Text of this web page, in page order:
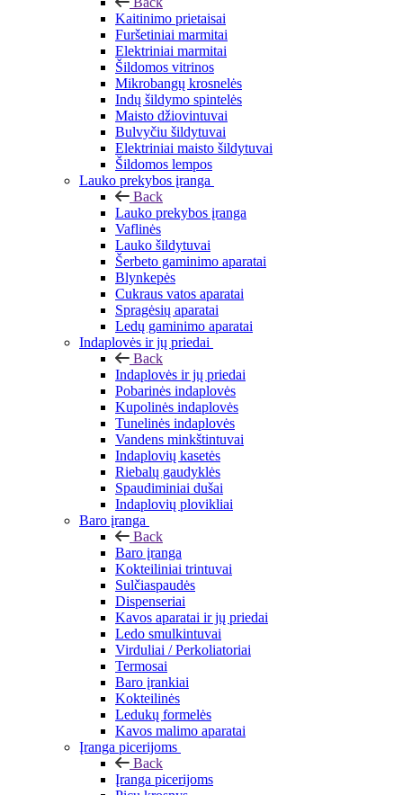
Kaitinimo prietaisai
Furšetiniai marmitai
Elektriniai marmitai
Šildomos vitrinos
Mikrobangų krosnelės
Indų šildymo spintelės
Maisto džiovintuvai
Bulvyčiu šildytuvai
Elektriniai maisto šildytuvai
Šildomos lempos
Lauko prekybos įranga
Back
Lauko prekybos įranga
Vaflinės
Lauko šildytuvai
Šerbeto gaminimo aparatai
Blynkepės
Cukraus vatos aparatai
Spragėsių aparatai
Ledų gaminimo aparatai
Indaplovės ir jų priedai
Back
Indaplovės ir jų priedai
Pobarinės indaplovės
Kupolinės indaplovės
Tunelinės indaplovės
Vandens minkštintuvai
Indaplovių kasetės
Riebalų gaudyklės
Spaudiminiai dušai
Indaplovių plovikliai
Baro įranga
Back
Baro įranga
Kokteiliniai trintuvai
Sulčiaspaudės
Dispenseriai
Kavos aparatai ir jų priedai
Ledo smulkintuvai
Virduliai / Perkoliatoriai
Termosai
Baro įrankiai
Kokteilinės
Ledukų formelės
Kavos malimo aparatai
Įranga picerijoms
Back
Įranga picerijoms